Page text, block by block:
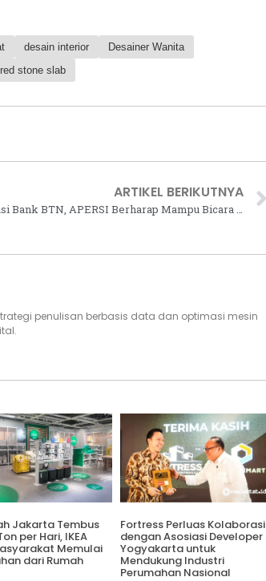
desain interior
Desainer Wanita
stone slab
ARTIKEL BERIKUTNYA
Apresiasi Bank BTN, APERSI Berharap Mampu Bicara Banyak di Program 3 Juta Rumah
penulisan berbasis data dan optimasi mesin
Jakarta Tembus
per Hari, IKEA
Memulai
dari Rumah
Fortress Perluas Kolaborasi
dengan Asosiasi Developer
Yogyakarta untuk
Mendukung Industri
Perumahan Nasional